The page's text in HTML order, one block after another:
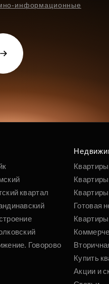
информационные
квартал
Говорово
Готовая
Купить
Акции и